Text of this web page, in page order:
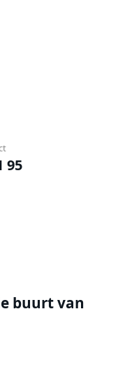
95
buurt van